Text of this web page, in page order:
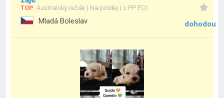
TOP Australský ovčák Na prodej s PP FCI
Mladá Boleslav dohodou